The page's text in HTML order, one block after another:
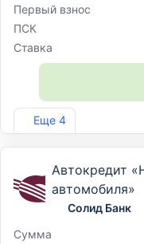
Еще 4
Первый взнос
ПСК
Ставка
Лиц. №2307
Автокредит
автомобиля»
Солид Банк
Сумма